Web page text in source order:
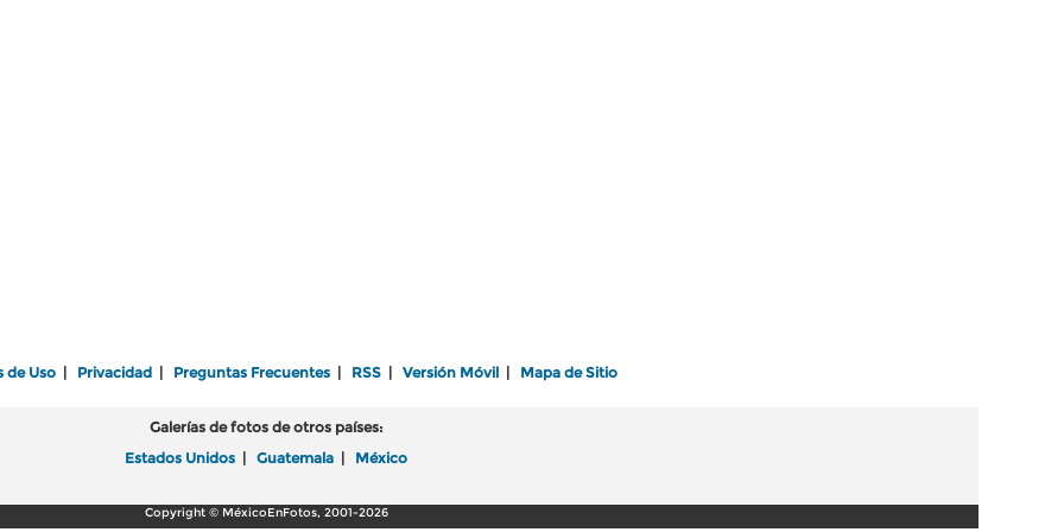
de Uso Privacidad Preguntas Frecuentes RSS Versión Móvil Mapa de Sitio
Galerías de fotos de otros países:
Estados Unidos
Guatemala México
Copyright © MéxicoEnFotos, 2001-2026